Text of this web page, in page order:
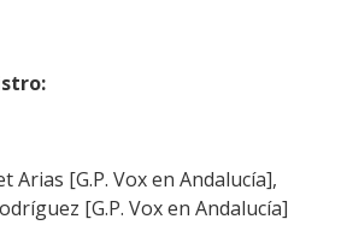
Arias [G.P. Vox en Andalucía],
[G.P. Vox en Andalucía]